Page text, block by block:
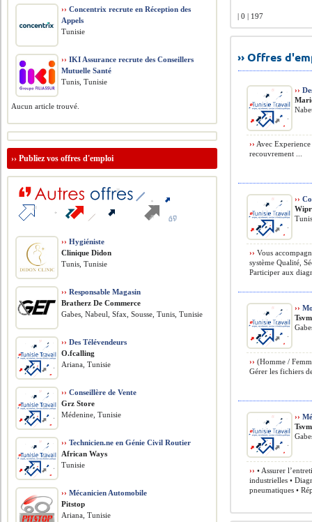
| 0 | 197
›› Offres
››
›› Avec
recouvrement ...
››
›› Vous
système Qualité,
Participer aux
››
Tsvm
›› (Homme /
Gérer les fichiers
››
Tsvm
›› • Assurer
industrielles •
pneumatiques •
›› Concentrix recrute en Réception des
Appels
Tunisie
›› IKI Assurance recrute des Conseillers
Mutuelle Santé
Tunis, Tunisie
Aucun article trouvé.
››Publiez vos offres d'emploi
›› Hygiéniste
Clinique Didon
Tunis, Tunisie
›› Responsable Magasin
Bratherz De Commerce
Gabes, Nabeul, Sfax, Sousse, Tunis, Tunisie
›› Des Télévendeurs
O.fcalling
Ariana, Tunisie
›› Conseillère de Vente
Grz Store
Médenine, Tunisie
›› Technicien.ne en Génie Civil Routier
African Ways
Tunisie
›› Mécanicien Automobile
Pitstop
Ariana, Tunisie